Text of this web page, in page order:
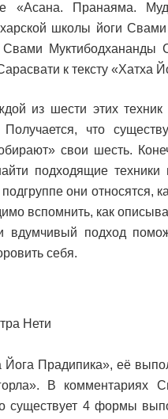
«Асана. Пранаяма.
школы йоги
Свами Муктибодхананды
к тексту «Хатха
из шести этих
Получается, что
свои шесть.
подходящие
подгруппе они
вспомнить, как
вдумчивый подход
себя.
Йога Прадипика», её
В комментариях
существует 4 формы